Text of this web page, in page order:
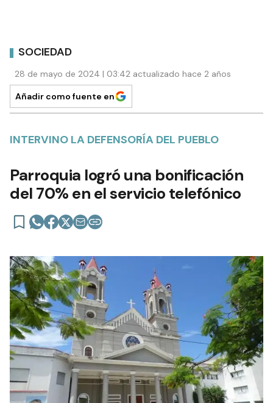
SOCIEDAD
28 de mayo de 2024 | 03:42 actualizado hace 2 años
Añadir como fuente en
INTERVINO LA DEFENSORÍA DEL PUEBLO
Parroquia logró una bonificación
del 70% en el servicio telefónico